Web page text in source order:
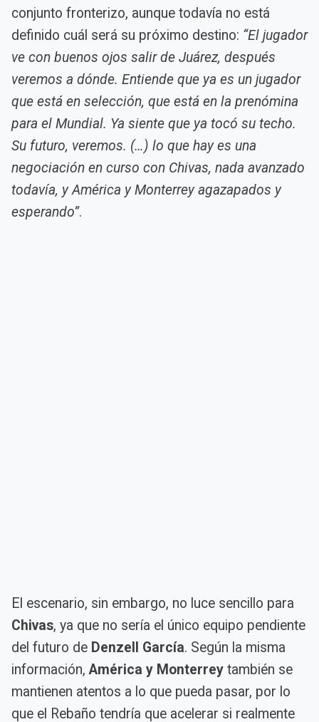
conjunto fronterizo, aunque todavía no está
definido cuál será su próximo destino: “El jugador
ve con buenos ojos salir de Juárez, después
veremos a dónde. Entiende que ya es un jugador
que está en selección, que está en la prenómina
para el Mundial. Ya siente que ya tocó su techo.
Su futuro, veremos. (…) lo que hay es una
negociación en curso con Chivas, nada avanzado
todavía, y América y Monterrey agazapados y
esperando”.
El escenario, sin embargo, no luce sencillo para
Chivas, ya que no sería el único equipo pendiente
del futuro de Denzell García. Según la misma
información, América y Monterrey también se
mantienen atentos a lo que pueda pasar, por lo
que el Rebaño tendría que acelerar si realmente